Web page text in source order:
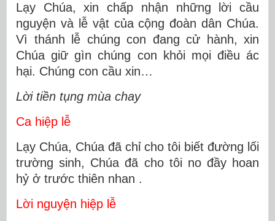
Lạy Chúa, xin chấp nhận những lời cầu
nguyện và lễ vật của cộng đoàn dân Chúa.
Vì thánh lễ chúng con đang cử hành, xin
Chúa giữ gìn chúng con khỏi mọi điều ác
hại. Chúng con cầu xin…
Lời tiền tụng mùa chay
Ca hiệp lễ
Lạy Chúa, Chúa đã chỉ cho tôi biết đường lối
trường sinh, Chúa đã cho tôi no đầy hoan
hỷ ở trước thiên nhan .
Lời nguyện hiệp lễ